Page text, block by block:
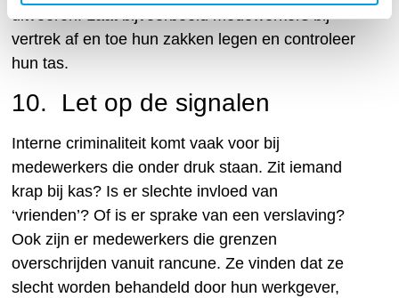
uitvoeren. Laat bijvoorbeeld medewerkers bij
vertrek af en toe hun zakken legen en controleer
hun tas.
10. Let op de signalen
Interne criminaliteit komt vaak voor bij
medewerkers die onder druk staan. Zit iemand
krap bij kas? Is er slechte invloed van
‘vrienden’? Of is er sprake van een verslaving?
Ook zijn er medewerkers die grenzen
overschrijden vanuit rancune. Ze vinden dat ze
slecht worden behandeld door hun werkgever,